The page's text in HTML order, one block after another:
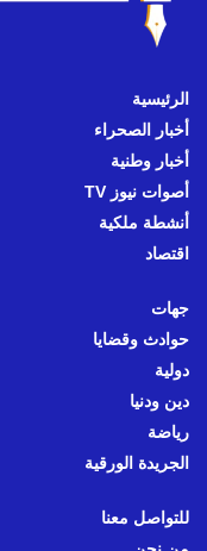
الرئيسية
أخبار الصحراء
أخبار وطنية
أصوات نيوز TV
أنشطة ملكية
اقتصاد
جهات
حوادث وقضايا
دولية
دين ودنيا
رياضة
الجريدة الورقية
للتواصل معنا